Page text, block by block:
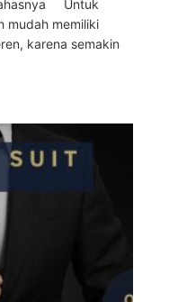
Untuk
mudah memiliki
karena semakin